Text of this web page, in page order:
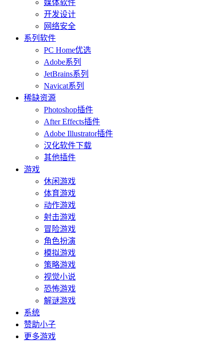
媒体软件
开发设计
网络安全
系列软件
PC Home优选
Adobe系列
JetBrains系列
Navicat系列
稀缺资源
Photoshop插件
After Effects插件
Adobe Illustrator插件
汉化软件下载
其他插件
游戏
休闲游戏
体育游戏
动作游戏
射击游戏
冒险游戏
角色扮演
模拟游戏
策略游戏
视觉小说
恐怖游戏
解谜游戏
系统
赞助小子
更多游戏